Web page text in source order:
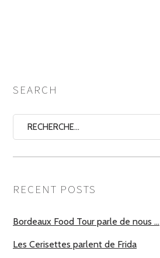
SEARCH
RECENT POSTS
Bordeaux Food Tour parle de nous …
Les Cerisettes parlent de Frida